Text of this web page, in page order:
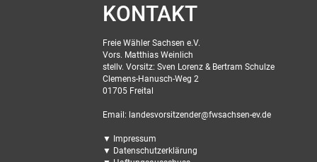
KONTAKT
Freie Wähler Sachsen e.V.
Vors. Matthias Weinlich
stellv. Vorsitz: Sven Lorenz & Bertram Schulze
Clemens-Hanusch-Weg 2
01705 Freital
Email: landesvorsitzender@fwsachsen-ev.de
▼ Impressum
▼ Datenschutzerklärung